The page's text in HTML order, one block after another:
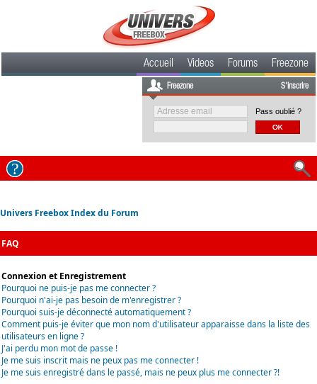
Accueil Videos Forums Freezone
Freezone S'inscrire
Pass oublié ?
Univers Freebox Index du Forum
FAQ
Connexion et Enregistrement
Pourquoi ne puis-je pas me connecter ?
Pourquoi n'ai-je pas besoin de m'enregistrer ?
Pourquoi suis-je déconnecté automatiquement ?
Comment puis-je éviter que mon nom d'utilisateur apparaisse dans la liste des
utilisateurs en ligne ?
J'ai perdu mon mot de passe !
Je me suis inscrit mais ne peux pas me connecter !
Je me suis enregistré dans le passé, mais ne peux plus me connecter ?!